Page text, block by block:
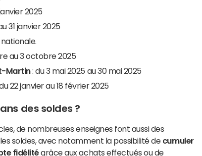
2025
31 janvier 2025
au 3 octobre 2025
Martin: du 3 mai 2025 au 30 mai 2025
22 janvier au 18 février 2025
des soldes ?
de nombreuses enseignes font aussi des
soldes, avec notamment la possibilité de cumuler
fidélitégrâce aux achats effectués ou de